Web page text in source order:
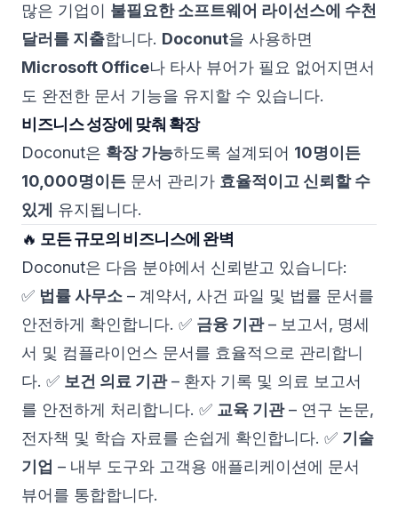
많은 기업이 불필요한 소프트웨어 라이선스에 수천
달러를 지출합니다. Doconut을 사용하면
Microsoft Office나 타사 뷰어가 필요 없어지면서
도 완전한 문서 기능을 유지할 수 있습니다.
비즈니스 성장에 맞춰 확장
Doconut은 확장 가능하도록 설계되어 10명이든
10,000명이든 문서 관리가 효율적이고 신뢰할 수
있게 유지됩니다.
🔥 모든 규모의 비즈니스에 완벽
Doconut은 다음 분야에서 신뢰받고 있습니다:
✅ 법률 사무소 – 계약서, 사건 파일 및 법률 문서를
안전하게 확인합니다. ✅ 금융 기관– 보고서, 명세
서 및 컴플라이언스 문서를 효율적으로 관리합니
다. ✅ 보건 의료 기관– 환자 기록 및 의료 보고서
를 안전하게 처리합니다. ✅ 교육 기관– 연구 논문,
전자책 및 학습 자료를 손쉽게 확인합니다. ✅ 기술
기업 – 내부 도구와 고객용 애플리케이션에 문서
뷰어를 통합합니다.